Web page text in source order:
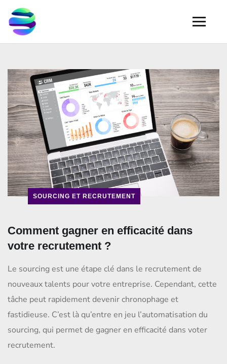
SOURCING ET RECRUTEMENT
Comment gagner en efficacité dans
votre recrutement ?
Le sourcing est une étape clé dans le recrutement de
nouveaux talents pour votre entreprise. Cependant, cette
tâche peut rapidement devenir chronophage et
fastidieuse. C’est là qu’entre en jeu l’automatisation du
sourcing, qui permet de gagner en efficacité dans voter
recrutement.